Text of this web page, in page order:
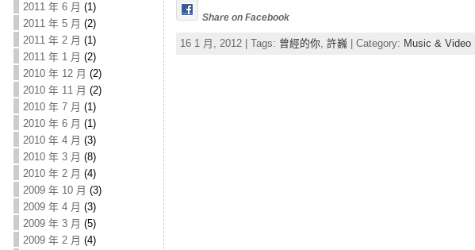
2011 年 6 月 (1)
2011 年 5 月 (2)
2011 年 2 月 (1)
2011 年 1 月 (2)
2010 年 12 月 (2)
2010 年 11 月 (2)
2010 年 7 月 (1)
2010 年 6 月 (1)
2010 年 4 月 (3)
2010 年 3 月 (8)
2010 年 2 月 (4)
2009 年 10 月 (3)
2009 年 4 月 (3)
2009 年 3 月 (5)
2009 年 2 月 (4)
Share on Facebook
16 1 月, 2012 | Tags: 曾經的你, 許巍 | Category: Music & Video|